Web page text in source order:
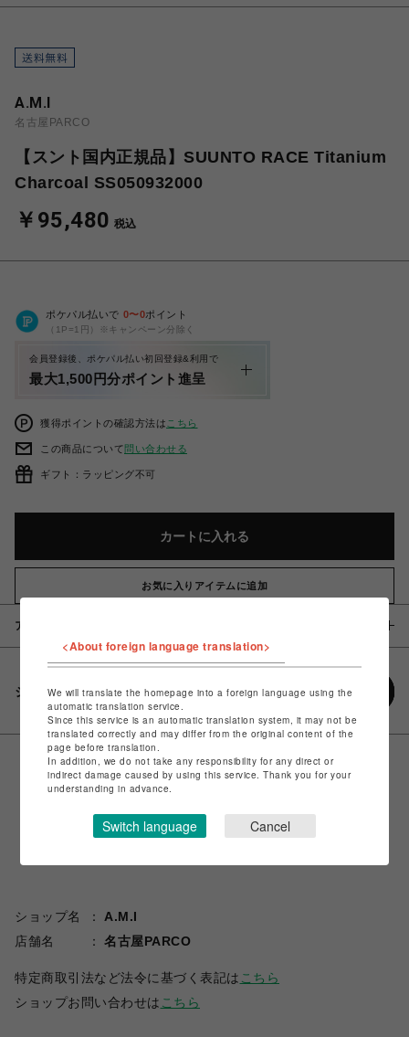
A.M.I
名古屋PARCO
【スント国内正規品】SUUNTO RACE Titanium
Charcoal SS050932000
￥95,480 税込
ポケパル払いで 0〜0ポイント
（1P=1円）※キャンペーン分除く
会員登録後、ポケパル払い初回登録&利用で
最大1,500円分ポイント進呈
獲得ポイントの確認方法は こちら
この商品について問い合わせる
ギフト：ラッピング不可
カートに入れる
お気に入りアイテムに追加
アイテム説明 / 素材
シェアする
ショップ名
A.M.I
店舗名
名古屋PARCO
特定商取引法など法令に基づく表記は こちら
ショップお問い合わせは こちら
<About foreign language translation>
We will translate the homepage into a foreign language using the
automatic translation service.
Since this service is an automatic translation system, it may not be
translated correctly and may differ from the original content of the
page before translation.
In addition, we do not take any responsibility for any direct or
indirect damage caused by using this service. Thank you for your
understanding in advance.
Switch language Cancel